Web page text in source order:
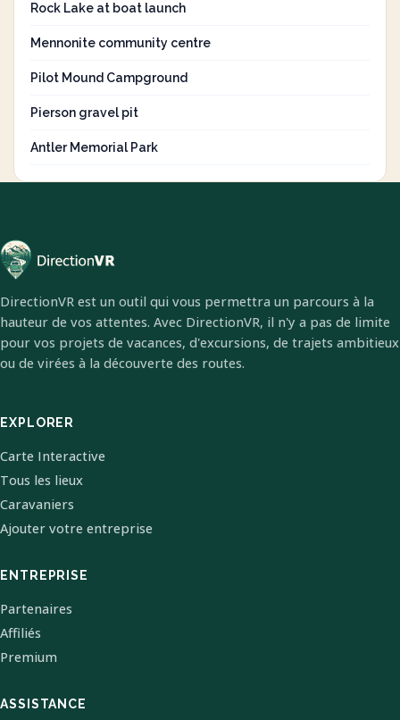
Rock Lake at boat launch
Mennonite community centre
Pilot Mound Campground
Pierson gravel pit
Antler Memorial Park
DirectionVR est un outil qui vous permettra un parcours à la
hauteur de vos attentes. Avec DirectionVR, il n'y a pas de limite
pour vos projets de vacances, d'excursions, de trajets ambitieux
ou de virées à la découverte des routes.
EXPLORER
Carte Interactive
Tous les lieux
Caravaniers
Ajouter votre entreprise
ENTREPRISE
Partenaires
Affiliés
Premium
ASSISTANCE